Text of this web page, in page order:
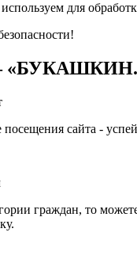
для
сайта -
граждан, то